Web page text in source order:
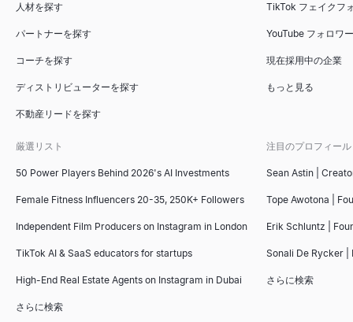
人材を探す
パートナーを探す
コーチを探す
ディストリビューターを探す
不動産リードを探す
TikTok フェイクフ
YouTube フォロワ
現在採用中の企業
もっと見る
厳選リスト
50 Power Players Behind 2026's AI Investments
Female Fitness Influencers 20-35, 250K+ Followers
Independent Film Producers on Instagram in London
TikTok AI & SaaS educators for startups
High-End Real Estate Agents on Instagram in Dubai
さらに検索
注目のプロフィール
Sean Astin |
Tope Awotona |
Erik Schluntz |
Sonali De Rycker |
さらに検索